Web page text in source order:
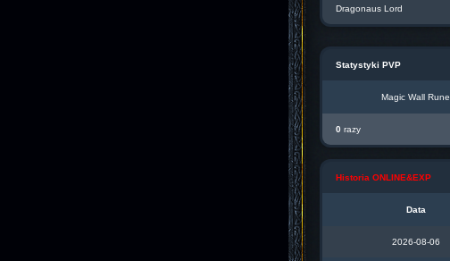
Dragonaus Lord
Statystyki PVP
Magic Wall Rune
0 razy
Historia ONLINE&EXP
Data
2026-08-06